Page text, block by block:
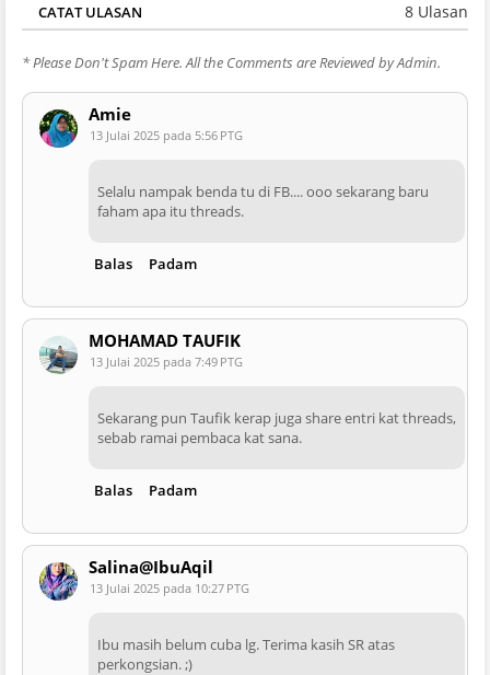
CATAT ULASAN 8 Ulasan
* Please Don't Spam Here. All the Comments are Reviewed by Admin.
Amie
13 Julai 2025 pada 5:56 PTG
Selalu nampak benda tu di FB.... ooo sekarang baru
faham apa itu threads.
Balas Padam
MOHAMAD TAUFIK
13 Julai 2025 pada 7:49 PTG
Sekarang pun Taufik kerap juga share entri kat threads,
sebab ramai pembaca kat sana.
Balas Padam
Salina@IbuAqil
13 Julai 2025 pada 10:27 PTG
Ibu masih belum cuba lg. Terima kasih SR atas
perkongsian. ;)